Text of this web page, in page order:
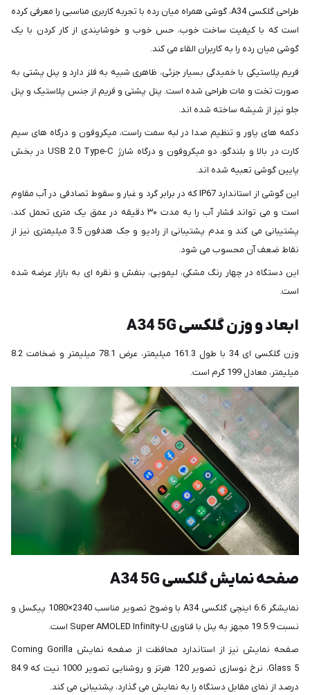
طراحی گلکسی A34، گوشی همراه میان رده با تجربه کاربری مناسبی را معرفی کرده
است که با کیفیت ساخت خوب، حس خوب و خوشایندی از کار کردن با یک
گوشی میان رده را به کاربران القاء می کند.
فریم پلاستیکی با خمیدگی بسیار جزئی، ظاهری شبیه به فلز دارد و پنل پشتی به
صورت تخت و مات طراحی شده است. پنل پشتی و فریم از جنس پلاستیک و پنل
جلو نیز از شیشه ساخته شده اند.
دکمه های پاور و تنظیم صدا در لبه سمت راست، میکروفون و درگاه های سیم
کارت در بالا و بلندگو، دو میکروفون و درگاه شارژ USB 2.0 Type-C در بخش
پایین گوشی تعبیه شده اند.
این گوشی از استاندارد IP67 که در برابر گرد ‌و ‌غبار و سقوط تصادفی در آب مقاوم
است و می تواند فشار آب را به ‌مدت ۳۰ دقیقه در عمق یک متری تحمل کند،
پشتیبانی می کند و عدم پشتیبانی از رادیو و جک هدفون 3.5 میلیمتری نیز از
نقاط ضعف آن محسوب می شود.
این دستگاه در چهار رنگ مشکی، لیمویی، بنفش و نقره ای به بازار عرضه شده
است.
ابعاد و وزن گلکسی A34 5G
وزن گلکسی ای 34 با طول 161.3 میلیمتر، عرض 78.1 میلیمتر و ضخامت 8.2
میلیمتر، معادل 199 گرم است.
صفحه‌ نمایش گلکسی A34 5G
نمایشگر 6.6 اینچی گلکسی A34 با وضوح تصویر مناسب 2340×1080 پیکسل و
نسبت 19.5:9 مجهز به پنل با فناوری Super AMOLED Infinity-U است.
صفحه نمایش نیز از استاندارد محافظت از صفحه نمایش Corning Gorilla
Glass 5، نرخ نوسازی تصویر 120 هرتز و روشنایی تصویر 1000 نیت که 84.9
درصد از نمای مقابل دستگاه را به نمایش می گذارد، پشتیبانی می کند.